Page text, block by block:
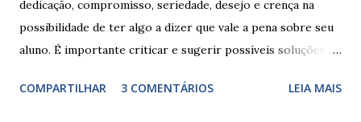
dedicação, compromisso, seriedade, desejo e crença na
possibilidade de ter algo a dizer que vale a pena sobre seu
aluno. É importante criticar e sugerir possíveis soluções.
exercitação. E encontrar a melhor maneira de expressar o
COMPARTILHAR 3 COMENTÁRIOS LEIA MAIS